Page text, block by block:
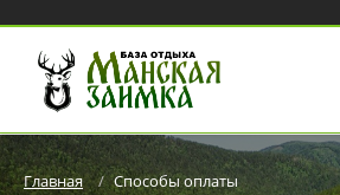
Главная Способы оплаты